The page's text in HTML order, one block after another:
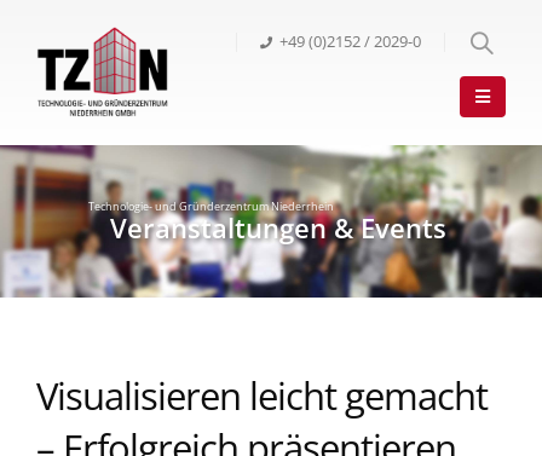
+49 (0)2152 / 2029-0
Visualisieren leicht gemacht